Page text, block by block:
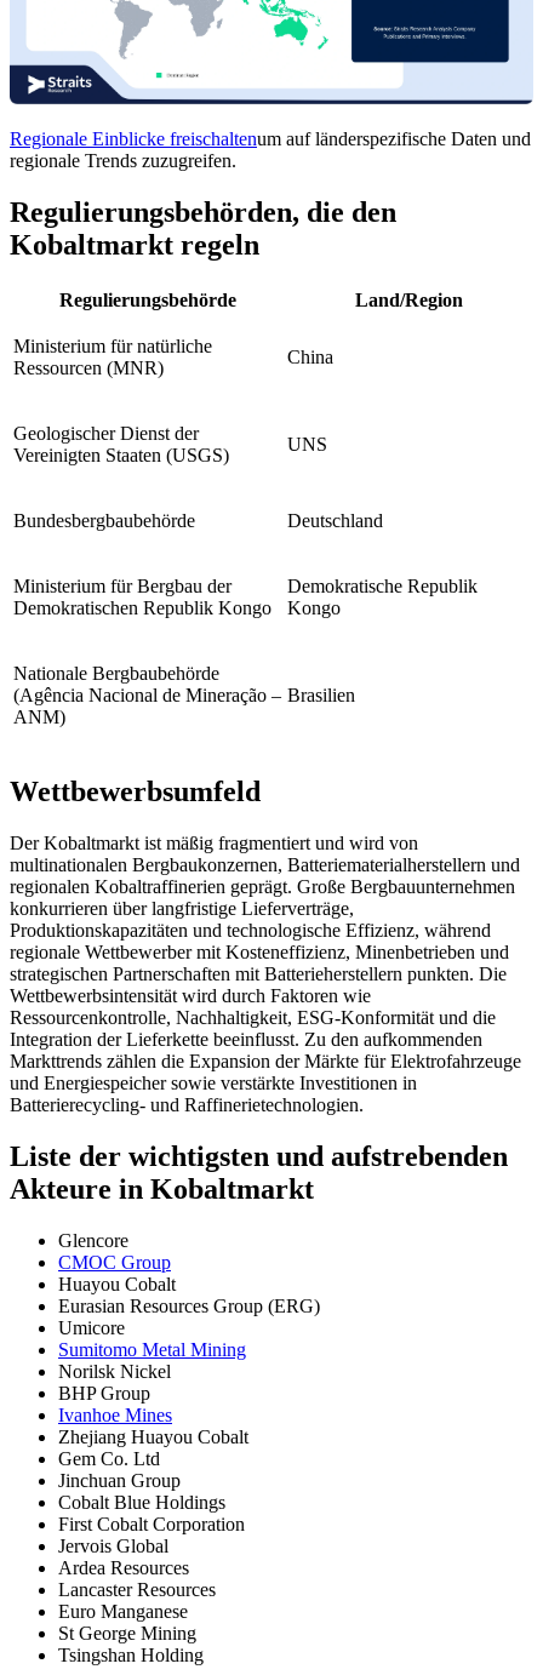
Regionale Einblicke freischaltenum auf länderspezifische Daten und
regionale Trends zuzugreifen.
Regulierungsbehörden, die den
Kobaltmarkt regeln
Regulierungsbehörde Land/Region
Ministerium für natürliche
Ressourcen (MNR)
China
Geologischer Dienst der
Vereinigten Staaten (USGS)
UNS
Bundesbergbaubehörde Deutschland
Ministerium für Bergbau der
Demokratischen Republik Kongo
Demokratische Republik
Kongo
Nationale Bergbaubehörde
(Agência Nacional de Mineração –
ANM)
Brasilien
Wettbewerbsumfeld
Der Kobaltmarkt ist mäßig fragmentiert und wird von
multinationalen Bergbaukonzernen, Batteriematerialherstellern und
regionalen Kobaltraffinerien geprägt. Große Bergbauunternehmen
konkurrieren über langfristige Lieferverträge,
Produktionskapazitäten und technologische Effizienz, während
regionale Wettbewerber mit Kosteneffizienz, Minenbetrieben und
strategischen Partnerschaften mit Batterieherstellern punkten. Die
Wettbewerbsintensität wird durch Faktoren wie
Ressourcenkontrolle, Nachhaltigkeit, ESG-Konformität und die
Integration der Lieferkette beeinflusst. Zu den aufkommenden
Markttrends zählen die Expansion der Märkte für Elektrofahrzeuge
und Energiespeicher sowie verstärkte Investitionen in
Batterierecycling- und Raffinerietechnologien.
Liste der wichtigsten und aufstrebenden
Akteure in Kobaltmarkt
Glencore
CMOC Group
Huayou Cobalt
Eurasian Resources Group (ERG)
Umicore
Sumitomo Metal Mining
Norilsk Nickel
BHP Group
Ivanhoe Mines
Zhejiang Huayou Cobalt
Gem Co. Ltd
Jinchuan Group
Cobalt Blue Holdings
First Cobalt Corporation
Jervois Global
Ardea Resources
Lancaster Resources
Euro Manganese
St George Mining
Tsingshan Holding